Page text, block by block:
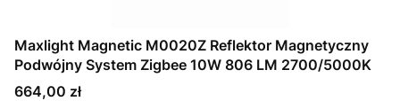
Maxlight Magnetic M0020Z Reflektor Magnetyczny
Podwójny System Zigbee 10W 806 LM 2700/5000K
Cena
664,00 zł